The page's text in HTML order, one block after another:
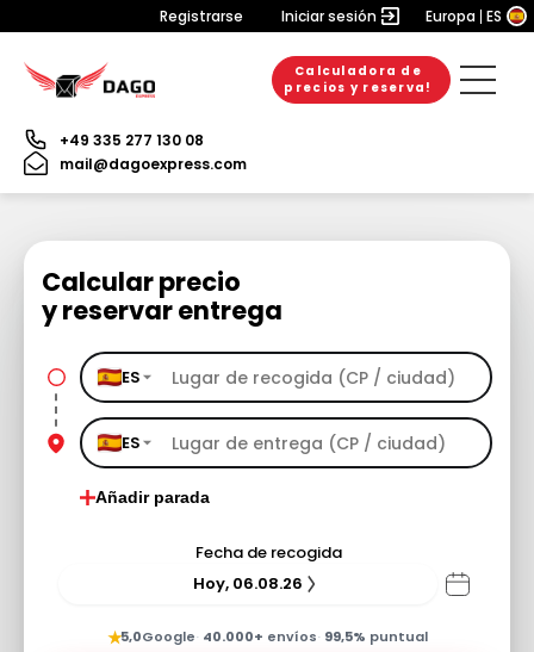
Registrarse Iniciar sesión Europa ES
Calculadora de
precios y reserva!
+49 335 277 130 08
mail@dagoexpress.com
Calcular precio
y reservar entrega
ES
ES
Añadir parada
Fecha de recogida
Hoy, 06.08.26
★5,0Google· 40.000+ envíos· 99,5% puntual